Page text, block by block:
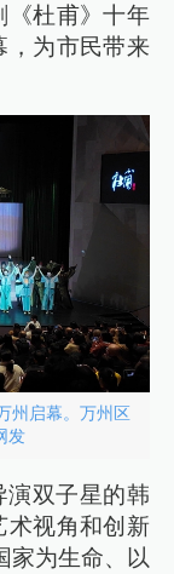
《杜甫》十年
，为市民带来
州启幕。万州区
发
演双子星的韩
术视角和创新
家为生命、以